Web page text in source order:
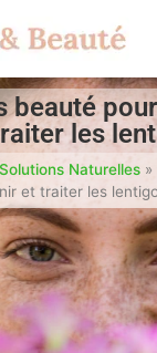
beauté
les
Naturelles »
et traiter les